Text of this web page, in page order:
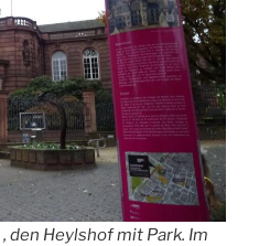
den Heylshof mit Park. Im